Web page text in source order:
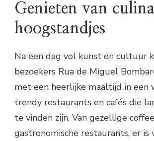
Genieten van
hoogstandjes
Na een dag vol kunst en cultuur
bezoekers Rua de Miguel
met een heerlijke maaltijd in een
trendy restaurants en cafés die
te vinden zijn. Van gezellige
gastronomische restaurants, er